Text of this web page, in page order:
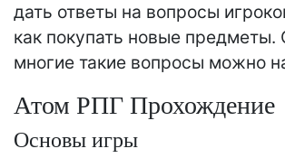
дать ответы на вопросы
как покупать новые предметы.
многие такие вопросы можно
Атом РПГ Прохождение
Основы игры